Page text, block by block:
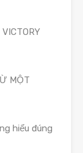
MỘT
hiểu đúng